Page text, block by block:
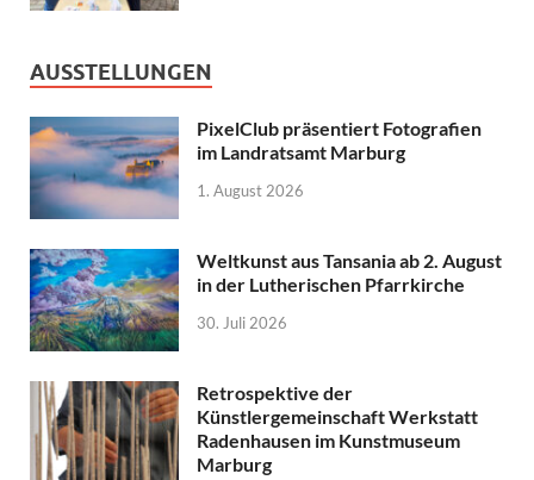
AUSSTELLUNGEN
PixelClub präsentiert Fotografien
im Landratsamt Marburg
1. August 2026
Weltkunst aus Tansania ab 2. August
in der Lutherischen Pfarrkirche
30. Juli 2026
Retrospektive der
Künstlergemeinschaft Werkstatt
Radenhausen im Kunstmuseum
Marburg